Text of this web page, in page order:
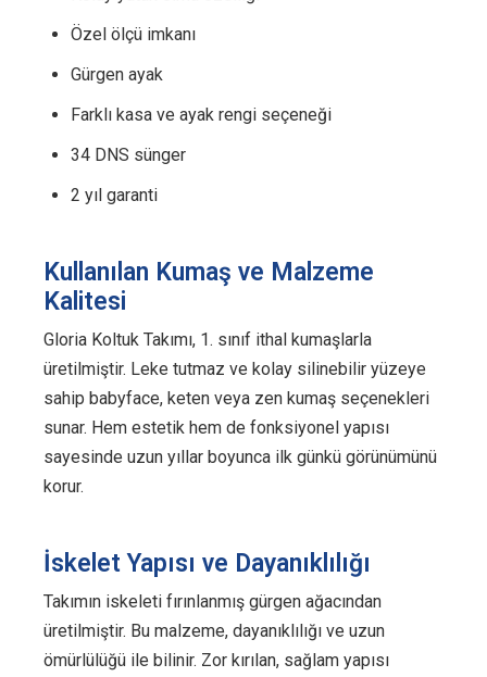
Özel ölçü imkanı
Gürgen ayak
Farklı kasa ve ayak rengi seçeneği
34 DNS sünger
2 yıl garanti
Kullanılan Kumaş ve Malzeme
Kalitesi
Gloria Koltuk Takımı, 1. sınıf ithal kumaşlarla
üretilmiştir. Leke tutmaz ve kolay silinebilir yüzeye
sahip babyface, keten veya zen kumaş seçenekleri
sunar. Hem estetik hem de fonksiyonel yapısı
sayesinde uzun yıllar boyunca ilk günkü görünümünü
korur.
İskelet Yapısı ve Dayanıklılığı
Takımın iskeleti fırınlanmış gürgen ağacından
üretilmiştir. Bu malzeme, dayanıklılığı ve uzun
ömürlülüğü ile bilinir. Zor kırılan, sağlam yapısı